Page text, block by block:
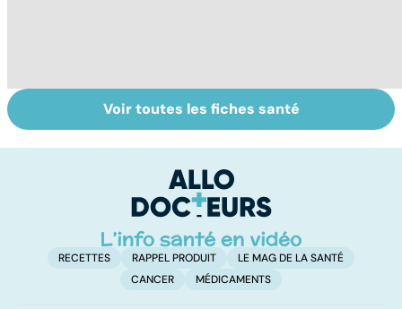
Dérèglement
hormonal : et si
Tout savoir sur
les infections
Voir toutes les fiches santé
RECETTES RAPPEL PRODUIT
LE MAG DE LA SANTÉ
CANCER
MÉDICAMENTS